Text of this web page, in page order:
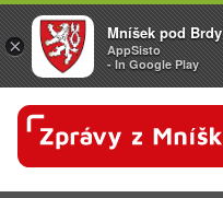
×
Mníšek pod Brdy
AppSisto
- In Google Play